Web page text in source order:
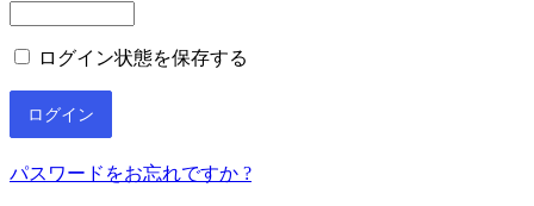
ログイン状態を保存する
パスワードをお忘れですか ?